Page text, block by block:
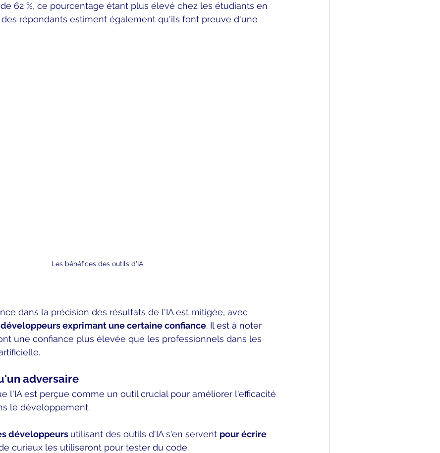
62 %, ce pourcentage étant plus élevé chez les étudiants en
des répondants estiment également qu'ils font preuve d'une
Les bénéfices des outils d'IA
dans la précision des résultats de l'IA est mitigée, avec
développeurs exprimant une certaine confiance. Il est à noter
une confiance plus élevée que les professionnels dans les
adversaire
l'IA est perçue comme un outil crucial pour améliorer l'efficacité
le développement.
développeurs utilisant des outils d'IA s'en servent pour écrire
curieux les utiliseront pour tester du code.